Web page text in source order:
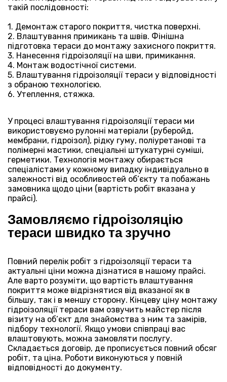
такій послідовності:
Демонтаж старого покриття, чистка поверхні.
Влаштування примикань та швів. Фінішна
підготовка тераси до монтажу захисного покриття.
Нанесення гідроізоляції на шви, примикання.
Монтаж водостічної системи.
Влаштування гідроізоляції тераси у відповідності
з обраною технологією.
Утеплення, стяжка.
У процесі влаштування гідроізоляції тераси ми
використовуємо рулонні матеріали (руберойд,
мембрани, гідроізол), рідку гуму, поліуретанові та
полімерні мастики, спеціальні штукатурні суміші,
герметики. Технологія монтажу обирається
спеціалістами у кожному випадку індивідуально в
залежності від особливостей об’єкту та побажань
замовника щодо ціни (вартість робіт вказана у
прайсі).
Замовляємо гідроізоляцію
тераси швидко та зручно
Повний перелік робіт з гідроізоляції тераси та
актуальні ціни можна дізнатися в нашому прайсі.
Але варто розуміти, що вартість влаштування
покриття може відрізнятися від вказаної як в
більшу, так і в меншу сторону. Кінцеву ціну монтажу
гідроізоляції тераси вам озвучить майстер після
візиту на об’єкт для знайомства з ним та замірів,
підбору технології. Якщо умови співпраці вас
влаштовують, можна замовляти послугу.
Складається договір, де прописується повний обсяг
робіт, та ціна. Роботи виконуються у повній
відповідності до документу.